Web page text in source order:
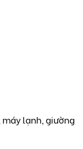
máy lạnh, giường